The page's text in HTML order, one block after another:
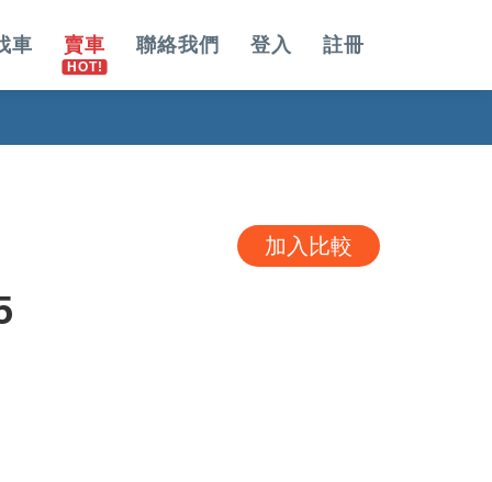
車 賣車 聯絡我們 登入 註冊
加入比較